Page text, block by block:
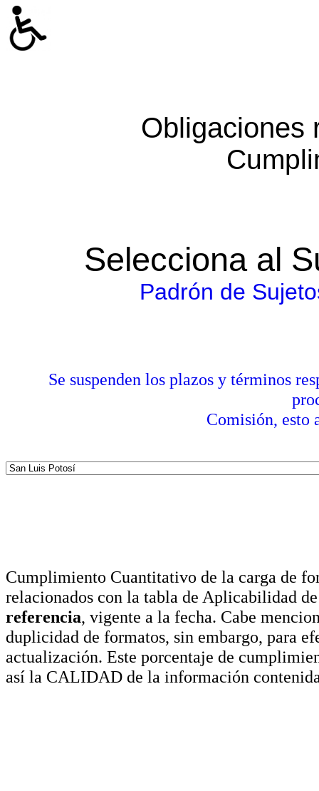
Obligaciones
Selecciona al
Padrón de
Se suspenden los plazos y términos
Comisión, esto
Cumplimiento Cuantitativo de la carga de
relacionados con la tabla de Aplicabilidad
referencia, vigente a la fecha. Cabe
duplicidad de formatos, sin embargo, para
actualización. Este porcentaje de
así la CALIDAD de la información